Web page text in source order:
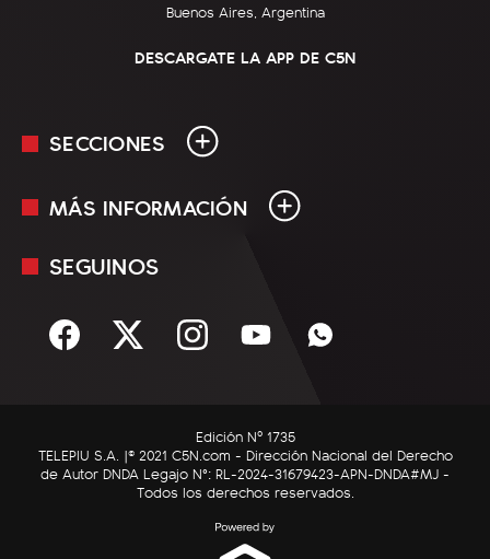
Buenos Aires, Argentina
DESCARGATE LA APP DE C5N
SECCIONES
En Vivo
Sociedad
C5N Autos
RatingCero
MÁS INFORMACIÓN
Mediakit
Términos y condiciones
SEGUINOS
Edición Nº 1735
TELEPIU S.A. |© 2021 C5N.com - Dirección Nacional del Derecho
de Autor DNDA Legajo N°: RL-2024-31679423-APN-DNDA#MJ -
Todos los derechos reservados.